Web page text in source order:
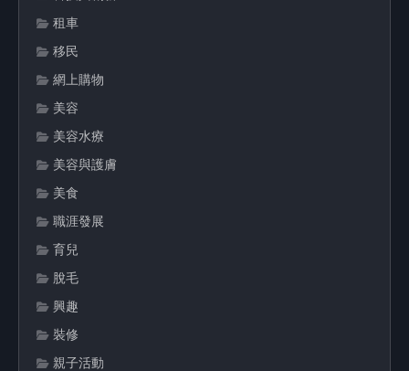
租車
移民
網上購物
美容
美容水療
美容與護膚
美食
職涯發展
育兒
脫毛
興趣
裝修
親子活動